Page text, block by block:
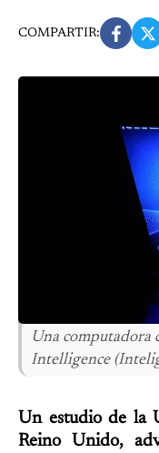
COMPARTIR:
Una computadora
Intelligence
Un estudio de la
Reino Unido,